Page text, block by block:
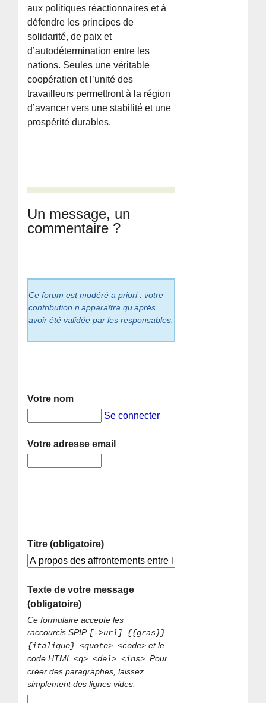
aux politiques réactionnaires et à
défendre les principes de
solidarité, de paix et
d’autodétermination entre les
nations. Seules une véritable
coopération et l’unité des
travailleurs permettront à la région
d’avancer vers une stabilité et une
prospérité durables.
Un message, un
commentaire ?
Ce forum est modéré a priori : votre
contribution n’apparaîtra qu’après
avoir été validée par les responsables.
Votre nom
Se connecter
Votre adresse email
Titre (obligatoire)
Texte de votre message
(obligatoire)
Ce formulaire accepte les
raccourcis SPIP [->url] {{gras}}
{italique} <quote> <code> et le
code HTML<q> <del> <ins> . Pour
créer des paragraphes, laissez
simplement des lignes vides.